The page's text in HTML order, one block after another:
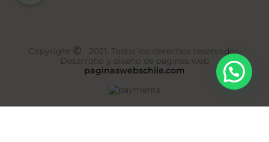
Copyright
2021. Todos los derechos reservados.
Desarrollo y diseño de paginas web
paginaswebschile.com